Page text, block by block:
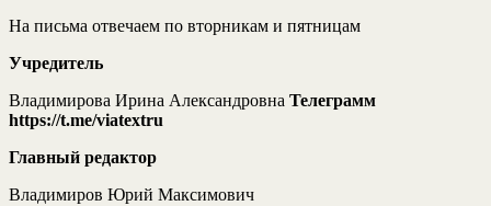
На письма отвечаем по вторникам и пятницам
Учредитель
Владимирова Ирина Александровна Телеграмм
https://t.me/viatextru
Главный редактор
Владимиров Юрий Максимович